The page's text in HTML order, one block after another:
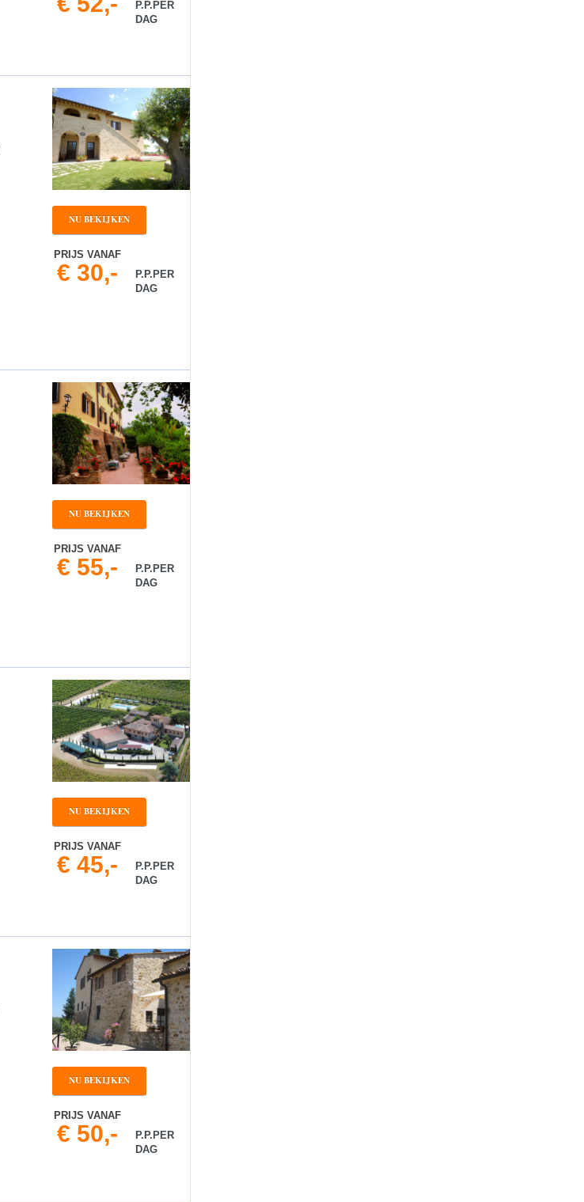
P.P.PER
DAG
NU BEKIJKEN
PRIJS VANAF
€ 30,-
P.P.PER
DAG
NU BEKIJKEN
PRIJS VANAF
€ 55,-
P.P.PER
DAG
NU BEKIJKEN
PRIJS VANAF
€ 45,-
P.P.PER
DAG
NU BEKIJKEN
PRIJS VANAF
€ 50,-
P.P.PER
DAG